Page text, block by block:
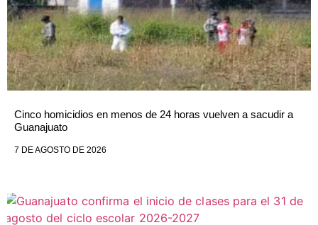
Cinco homicidios en menos de 24 horas vuelven a sacudir a
Guanajuato
7 DE AGOSTO DE 2026